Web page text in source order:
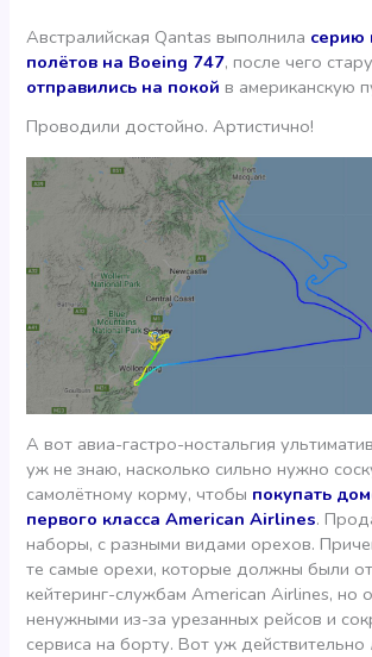
Австралийская Qantas выполнила серию
полётов на Boeing 747, после чего
отправились на покой в американскую
Проводили достойно. Артистично!
А вот авиа-гастро-ностальгия
уж не знаю, насколько сильно нужно
самолётному корму, чтобы покупать
первого класса American Airlines.
наборы, с разными видами орехов.
те самые орехи, которые должны были
кейтеринг-службам American Airlines, но
ненужными из-за урезанных рейсов и
сервиса на борту. Вот уж действительно